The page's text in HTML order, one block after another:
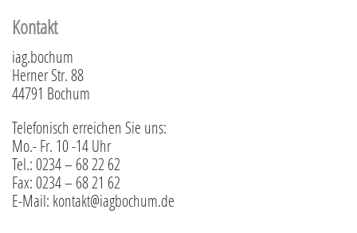
Kontakt
iag.bochum
Herner Str. 88
44791 Bochum
Telefonisch erreichen Sie uns:
Mo.- Fr. 10 -14 Uhr
Tel.: 0234 – 68 22 62
Fax: 0234 – 68 21 62
E-Mail: kontakt@iagbochum.de